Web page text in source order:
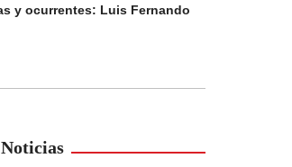
y ocurrentes: Luis Fernando